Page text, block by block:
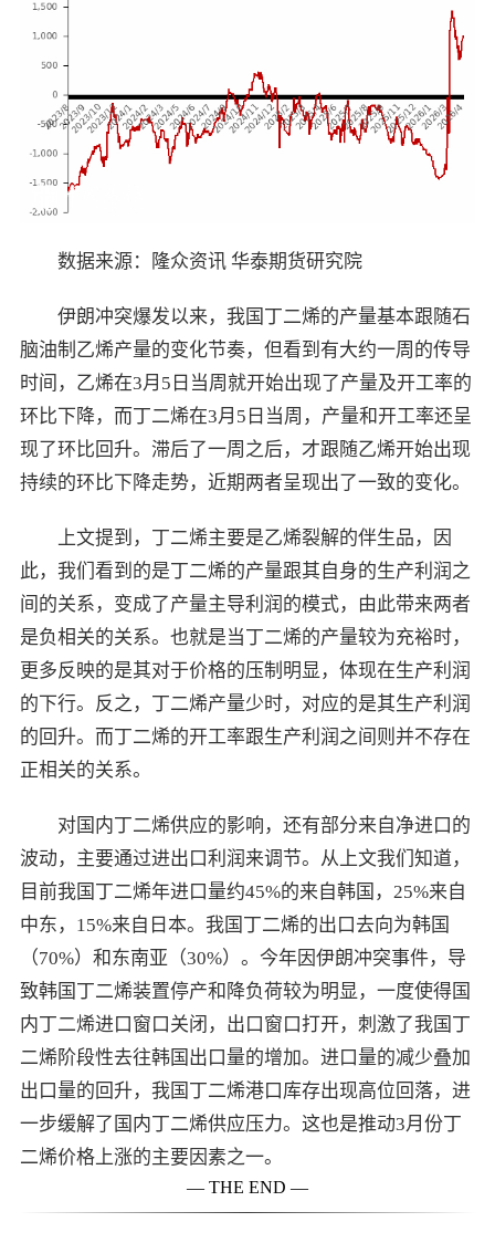
数据来源：隆众资讯 华泰期货研究院
伊朗冲突爆发以来，我国丁二烯的产量基本跟随石
脑油制乙烯产量的变化节奏，但看到有大约一周的传导
时间，乙烯在3月5日当周就开始出现了产量及开工率的
环比下降，而丁二烯在3月5日当周，产量和开工率还呈
现了环比回升。滞后了一周之后，才跟随乙烯开始出现
持续的环比下降走势，近期两者呈现出了一致的变化。
上文提到，丁二烯主要是乙烯裂解的伴生品，因
此，我们看到的是丁二烯的产量跟其自身的生产利润之
间的关系，变成了产量主导利润的模式，由此带来两者
是负相关的关系。也就是当丁二烯的产量较为充裕时，
更多反映的是其对于价格的压制明显，体现在生产利润
的下行。反之，丁二烯产量少时，对应的是其生产利润
的回升。而丁二烯的开工率跟生产利润之间则并不存在
正相关的关系。
对国内丁二烯供应的影响，还有部分来自净进口的
波动，主要通过进出口利润来调节。从上文我们知道，
目前我国丁二烯年进口量约45%的来自韩国，25%来自
中东，15%来自日本。我国丁二烯的出口去向为韩国
（70%）和东南亚（30%）。今年因伊朗冲突事件，导
致韩国丁二烯装置停产和降负荷较为明显，一度使得国
内丁二烯进口窗口关闭，出口窗口打开，刺激了我国丁
二烯阶段性去往韩国出口量的增加。进口量的减少叠加
出口量的回升，我国丁二烯港口库存出现高位回落，进
一步缓解了国内丁二烯供应压力。这也是推动3月份丁
二烯价格上涨的主要因素之一。
— THE END —